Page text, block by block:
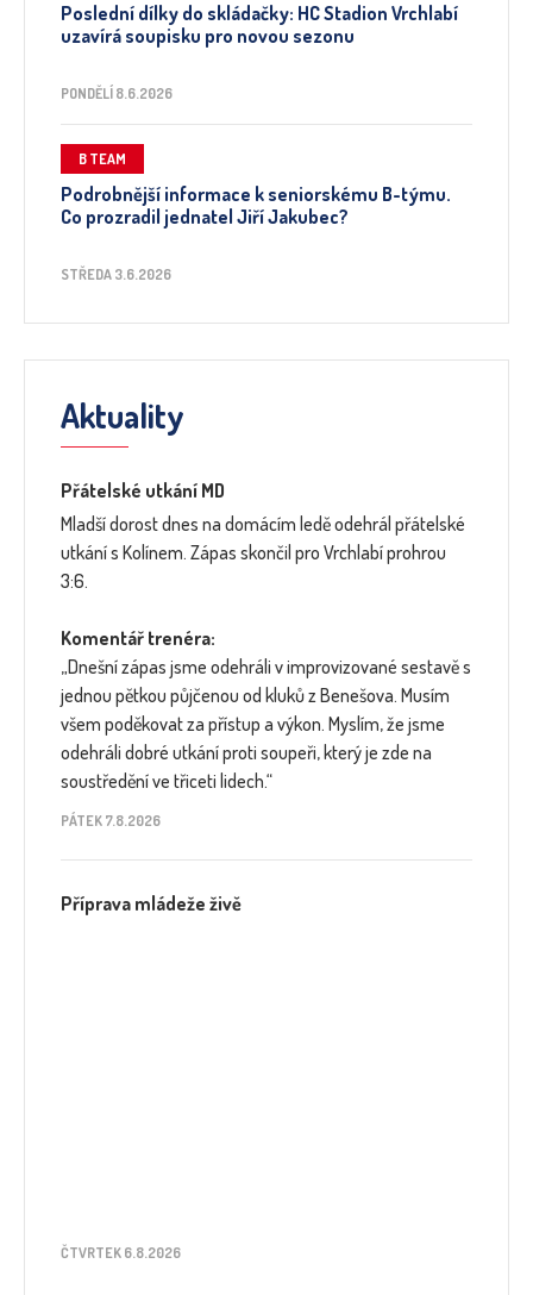
Poslední dílky do skládačky: HC Stadion Vrchlabí
uzavírá soupisku pro novou sezonu
PONDĚLÍ 8.6.2026
B TEAM
Podrobnější informace k seniorskému B-týmu.
Co prozradil jednatel Jiří Jakubec?
STŘEDA 3.6.2026
Aktuality
Přátelské utkání MD
Mladší dorost dnes na domácím ledě odehrál přátelské
utkání s Kolínem. Zápas skončil pro Vrchlabí prohrou
3:6.
Komentář trenéra:
„Dnešní zápas jsme odehráli v improvizované sestavě s
jednou pětkou půjčenou od kluků z Benešova. Musím
všem poděkovat za přístup a výkon. Myslím, že jsme
odehráli dobré utkání proti soupeři, který je zde na
soustředění ve třiceti lidech.“
PÁTEK 7.8.2026
Příprava mládeže živě
ČTVRTEK 6.8.2026